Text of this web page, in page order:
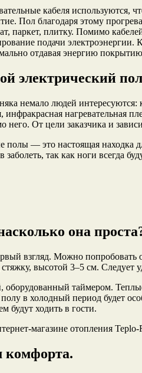
кабеля используются,
Пол благодаря этому
паркет, плитку. Помимо
подачи
отдавая энергию покрытию
электрический
немало людей интересуются:
инфракрасная нагревательная
него. От цели заказчика и
полы — это настоящая находка
заболеть, так как ноги всегда
она
взгляд. Можно
высотой 3–5 см.
оборудованный таймером.
в холодный период будет
будут ходить в гости.
магазине отопления Teplo-
комфорта.